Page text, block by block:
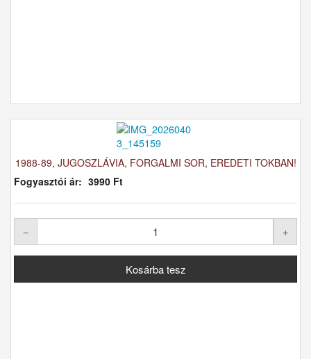
1988-89, JUGOSZLÁVIA, FORGALMI SOR, EREDETI TOKBAN!
Fogyasztói ár: 3990 Ft